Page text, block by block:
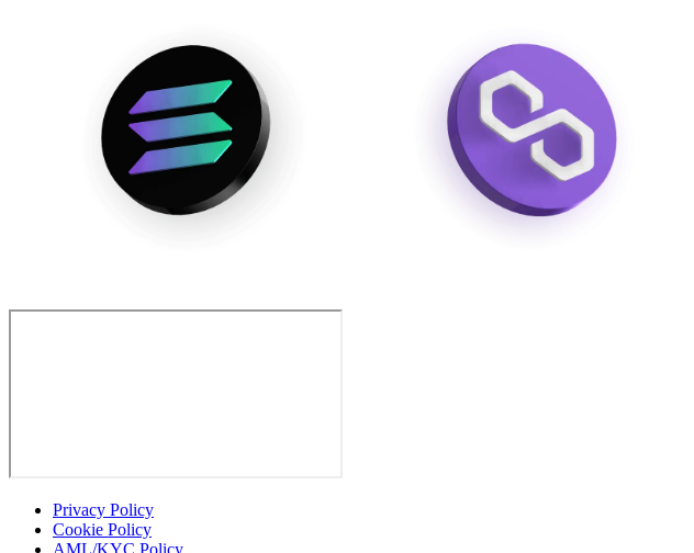
Privacy Policy
Cookie Policy
AML/KYC Policy